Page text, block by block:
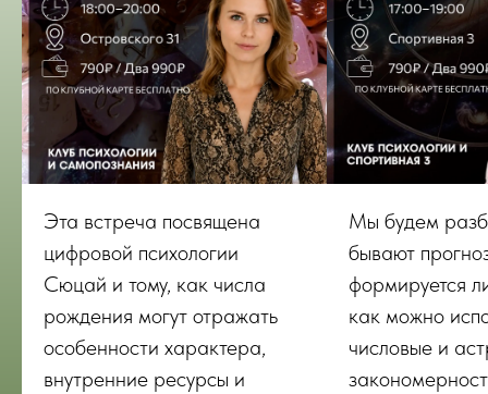
Эта встреча посвящена
цифровой психологии
Сюцай и тому, как числа
рождения могут отражать
особенности характера,
внутренние ресурсы и
Мы будем
бывают
формируется
как можно
числовые и